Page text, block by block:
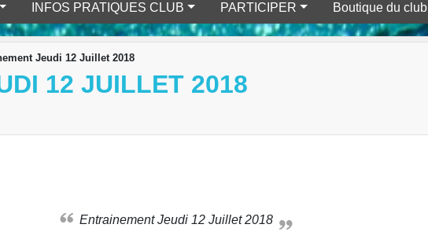
INFOS PRATIQUES CLUB PARTICIPER Boutique du club
Jeudi 12 Juillet 2018
12 JUILLET 2018
Entrainement Jeudi 12 Juillet 2018